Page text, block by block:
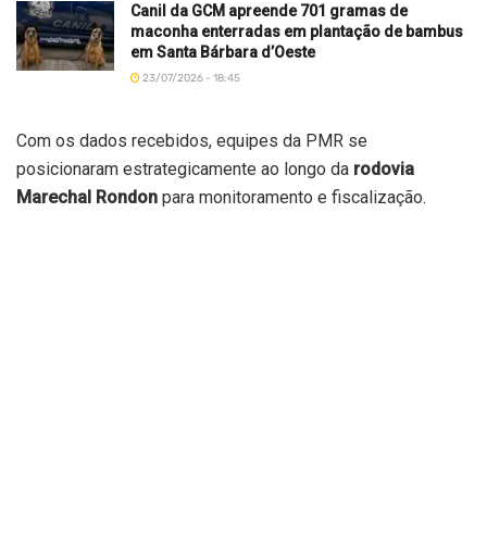
Canil da GCM apreende 701 gramas de
maconha enterradas em plantação de bambus
em Santa Bárbara d’Oeste
23/07/2026 - 18:45
Com os dados recebidos, equipes da PMR se
posicionaram estrategicamente ao longo da rodovia
Marechal Rondon para monitoramento e fiscalização.